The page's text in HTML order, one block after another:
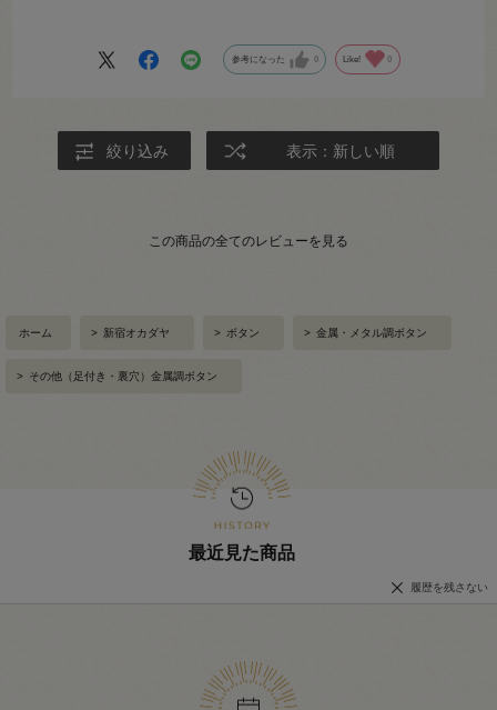
参考になった 0 Like! 0
絞り込み 表示：新しい順
この商品の全てのレビューを見る
ホーム > 新宿オカダヤ > ボタン > 金属・メタル調ボタン
> その他（足付き・裏穴）金属調ボタン
最近見た商品
履歴を残さない